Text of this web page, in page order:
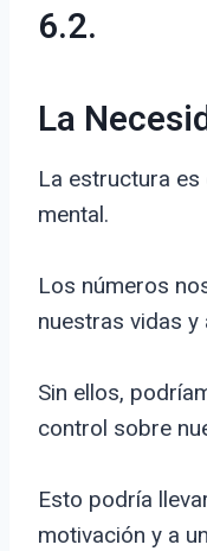
6.2.
La
La estructura es
mental.
Los números
nuestras vidas y
Sin ellos,
control sobre
Esto podría
motivación y a